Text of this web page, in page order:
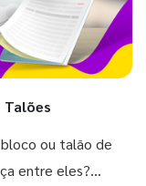
Talões
ou talão de
entre eles?